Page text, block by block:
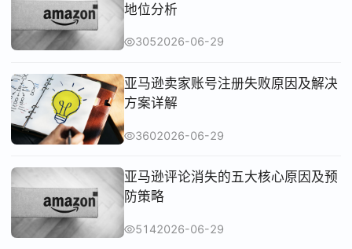
地位分析
3052026-06-29
亚马逊卖家账号注册失败原因及解决
方案详解
3602026-06-29
亚马逊评论消失的五大核心原因及预
防策略
5142026-06-29